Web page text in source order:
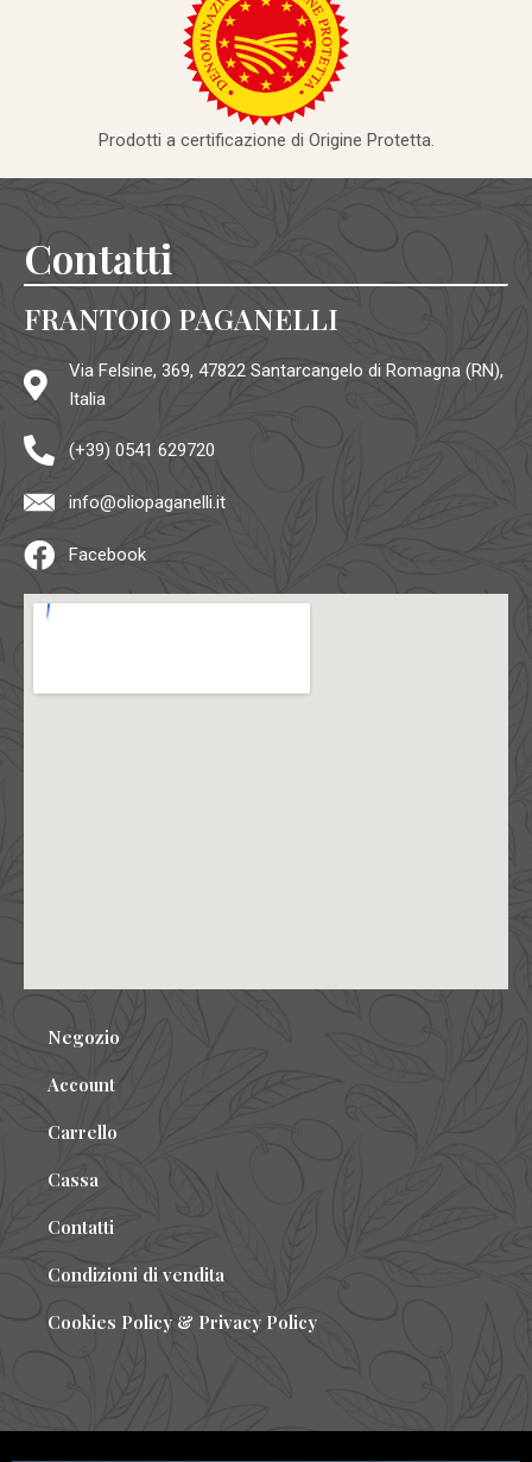
Prodotti a certificazione di Origine Protetta.
Contatti
FRANTOIO PAGANELLI
Via Felsine, 369, 47822 Santarcangelo di Romagna (RN),
Italia
(+39) 0541 629720
info@oliopaganelli.it
Facebook
Negozio
Account
Carrello
Cassa
Contatti
Condizioni di vendita
Cookies Policy & Privacy Policy